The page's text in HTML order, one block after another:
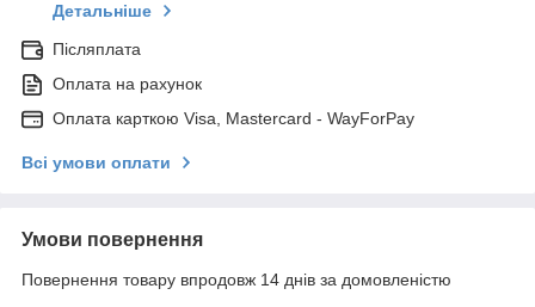
Детальніше
Післяплата
Оплата на рахунок
Оплата карткою Visa, Mastercard - WayForPay
Всі умови оплати
Умови повернення
Повернення товару впродовж 14 днів за домовленістю